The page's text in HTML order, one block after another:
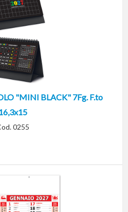
"MINI BLACK" 7Fg. F.to
0255